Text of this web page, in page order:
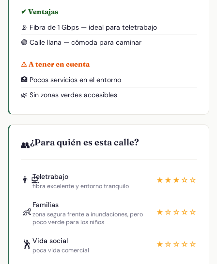
✔ Ventajas
📡 Fibra de 1 Gbps — ideal para teletrabajo
🟢 Calle llana — cómoda para caminar
⚠ A tener en cuenta
🏥 Pocos servicios en el entorno
🌿 Sin zonas verdes accesibles
👥¿Para quién es esta calle?
👨‍💻Teletrabajo
fibra excelente y entorno tranquilo
★★★☆☆
👶
Familias
zona segura frente a inundaciones, pero
poco verde para los niños
★☆☆☆☆
🕺 Vida social
poca vida comercial
★☆☆☆☆